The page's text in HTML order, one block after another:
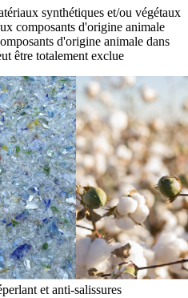
synthétiques et/ou végétaux
composants d'origine animale
d'origine animale dans
être totalement exclue
et anti-salissures